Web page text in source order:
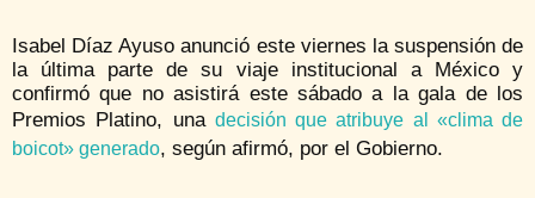
Isabel Díaz Ayuso anunció este viernes la suspensión de
la última parte de su viaje institucional a México y
confirmó que no asistirá este sábado a la gala de los
Premios Platino, una decisión que atribuye al «clima de
boicot» generado, según afirmó, por el Gobierno.